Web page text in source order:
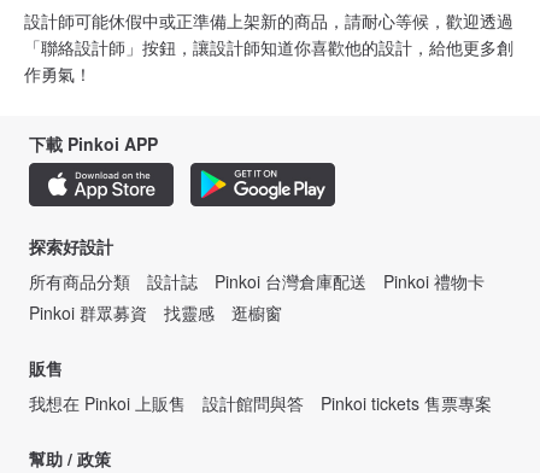
設計師可能休假中或正準備上架新的商品，請耐心等候，歡迎透過
「聯絡設計師」按鈕，讓設計師知道你喜歡他的設計，給他更多創
作勇氣！
下載 Pinkoi APP
探索好設計
所有商品分類
設計誌 Pinkoi 台灣倉庫配送
Pinkoi 禮物卡
Pinkoi 群眾募資
找靈感 逛櫥窗
販售
我想在 Pinkoi 上販售
設計館問與答 Pinkoi tickets 售票專案
幫助 / 政策